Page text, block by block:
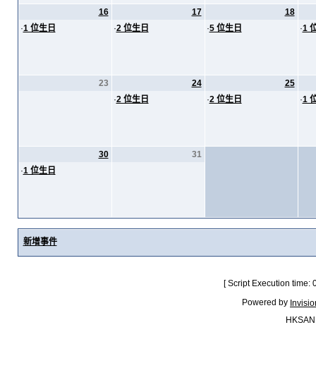
16
·1 位生日
17
·2 位生日
18
·5 位生日 ·1
23
24
·2 位生日
25
·2 位生日 ·1
30
·1 位生日
31
新增事件
[ Script Execution
Powered by